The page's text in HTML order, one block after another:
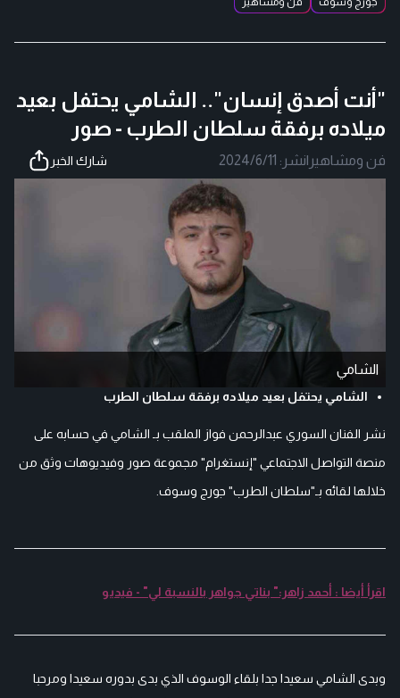
"أنت أصدق إنسان".. الشامي يحتفل بعيد
ميلاده برفقة سلطان الطرب - صور
فن ومشاهير |نشر: 2024/6/11 شارك الخبر
الشامي
الشامي يحتفل بعيد ميلاده برفقة سلطان الطرب
نشر الفنان السوري عبدالرحمن فواز الملقب بـ الشامي في حسابه على
منصة التواصل الاجتماعي "إنستغرام" مجموعة صور وفيديوهات وثق من
خلالها لقائه بـ"سلطان الطرب" جورج وسوف.
اقرأ أيضا : أحمد زاهر:" بناتي جواهر بالنسبة لي" - فيديو
وبدى الشامي سعيدا جدا بلقاء الوسوف الذي بدى بدوره سعيدا ومرحبا